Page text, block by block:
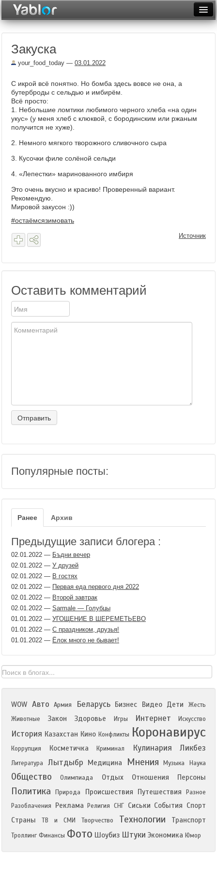
Месяц
Рейтинги
Видеотоп
Закуска
your_food_today — 03.01.2022
С икрой всё понятно. Но бомба здесь вовсе не она, а
бутерброды с сельдью и имбирём.
Всё просто:
1. Небольшие ломтики любимого черного хлеба «на один
укус» (у меня хлеб с клюквой, с бородинским или ржаным
получится не хуже).
2. Немного мягкого творожного сливочного сыра
3. Кусочки филе солёной сельди
4. «Лепестки» маринованного имбиря
Это очень вкусно и красиво! Проверенный вариант.
Рекомендую.
Мировой закусон :))
#остаёмсязимовать
Источник
Оставить комментарий
Популярные посты:
Ранее Архив
Предыдущие записи блогера :
02.01.2022 — Бъдни вечер
02.01.2022 — У друзей
02.01.2022 — В гостях
02.01.2022 — Первая еда первого дня 2022
02.01.2022 — Второй завтрак
02.01.2022 — Sarmale — Голубцы
01.01.2022 — УГОЩЕНИЕ В ШЕРЕМЕТЬЕВО
01.01.2022 — С праздником, друзья!
01.01.2022 — Ёлок много не бывает!
WOW Авто Армия Беларусь Бизнес Видео Дети
Жесть
Животные
Закон Здоровье Игры Интернет Искусство
История Казахстан Кино Конфликты Коронавирус
Коррупция Косметичка Криминал Кулинария Ликбез
Литература Лытдыбр Медицина Мнения Музыка Наука
Общество Олимпиада Отдых Отношения Персоны
Политика Природа Происшествия Путешествия
Разное
Разоблачения
Реклама Религия СНГ Сиськи События Спорт
Страны
ТВ и СМИ Творчество Технологии Транспорт
Троллинг Финансы Фото Шоубиз Штуки Экономика Юмор